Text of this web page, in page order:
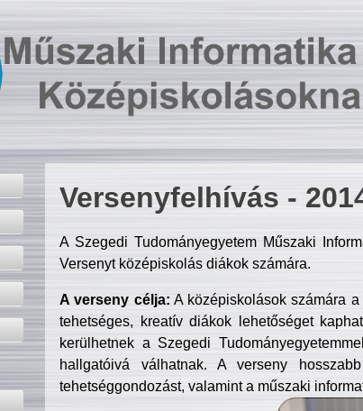
Versenyfelhívás -
A Szegedi Tudományegyetem Műszaki
Versenyt középiskolás diákok számára.
A verseny célja: A középiskolások számára
tehetséges, kreatív diákok lehetőséget
kerülhetnek a Szegedi
hallgatóivá válhatnak. A verseny
tehetséggondozást, valamint a műszaki